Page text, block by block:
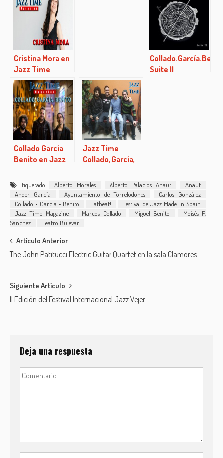
Cristina Mora en
Jazz Time
Suite II
Collado García
Benito en Jazz
Jazz Time
Collado, García,
(03/03/2016)
Etiquetado Alberto Morales Alberto Palacios Anaut
Anaut
Ander García
Ayuntamiento de Torrelodones
Carlos González
Collado • Garcia • Benito
Fatbeat!
Festival de Jazz Made in Spain
Jazz Time Magazine
Marcos Collado Miguel Benito
Moisés P.
Sánchez
Teatro Bulevar
Post
navigation
Artículo Anterior
The John Patitucci Electric Guitar Quartet en la sala Clamores
Siguiente Artículo
II Edición del Festival Internacional Jazz Vejer
Deja una respuesta